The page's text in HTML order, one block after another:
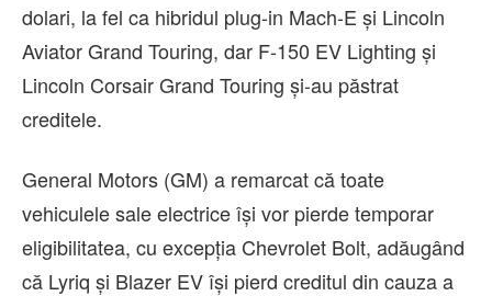
dolari, la fel ca hibridul plug-in Mach-E şi Lincoln
Aviator Grand Touring, dar F-150 EV Lighting şi
Lincoln Corsair Grand Touring şi-au păstrat
creditele.
General Motors (GM) a remarcat că toate
vehiculele sale electrice îşi vor pierde temporar
eligibilitatea, cu excepţia Chevrolet Bolt, adăugând
că Lyriq şi Blazer EV îşi pierd creditul din cauza a